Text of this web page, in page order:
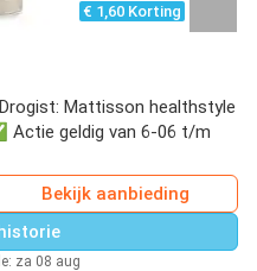
€ 1,60 Korting
Mattisson healthstyle
Actie geldig van 6-06 t/m
Bekijk aanbieding
za 08 aug